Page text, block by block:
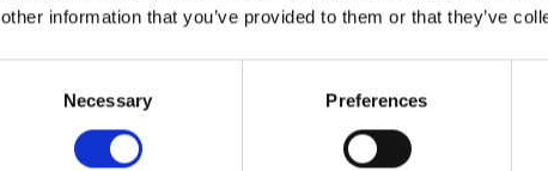
other information that you’ve provided to them or that they’ve
Necessary Preferences
Garantie d’emballage et
Nous savons combien
la légère. Nos experts
pourquoi nous
d’emballage et